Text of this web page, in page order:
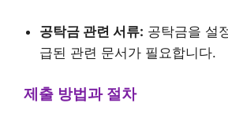
공탁금 관련 서류: 공탁금을 설
급된 관련 문서가 필요합니다.
제출 방법과 절차